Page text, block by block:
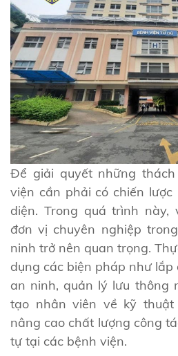
Để giải quyết những
viện cần phải có chiến
diện. Trong quá trình này,
đơn vị chuyên nghiệp
ninh trở nên quan trọng.
dụng các biện pháp như
an ninh, quản lý lưu thông
tạo nhân viên về kỹ
nâng cao chất lượng công
tự tại các bệnh viện.